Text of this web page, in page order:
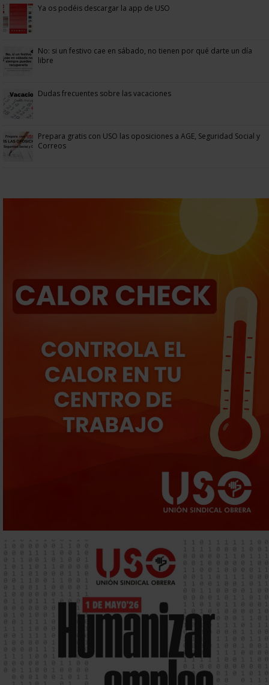
Ya os podéis descargar la app de USO
No: si un festivo cae en sábado, no tienen por qué darte un día
libre
Dudas frecuentes sobre las vacaciones
Prepara gratis con USO las oposiciones a AGE, Seguridad Social y
Correos